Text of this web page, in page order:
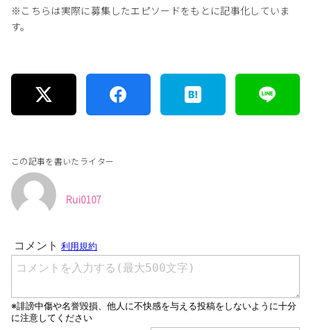
※こちらは実際に募集したエピソードをもとに記事化していま
す。
この記事を書いたライター
Rui0107